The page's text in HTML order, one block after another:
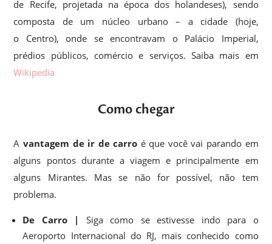
de Recife, projetada na época dos holandeses), sendo
composta de um núcleo urbano – a cidade (hoje,
o Centro), onde se encontravam o Palácio Imperial,
prédios públicos, comércio e serviços. Saiba mais em
Wikipedia
Como chegar
A vantagem de ir de carro é que você vai parando em
alguns pontos durante a viagem e principalmente em
alguns Mirantes. Mas se não for possível, não tem
problema.
De Carro | Siga como se estivesse indo para o
Aeroporto Internacional do RJ, mais conhecido como